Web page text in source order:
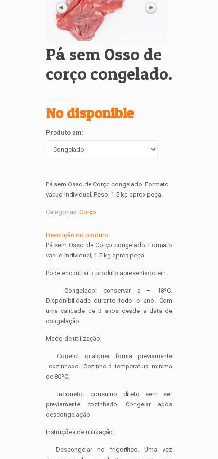
Pá sem Osso de
corço congelado.
No disponible
Produto em:
Pá sem Osso de Corço congelado. Formato
vacuo individual. Peso: 1.5 kg aprox peça.
Categorias: Corço
Descrição do produto
Pá sem Osso de Corço congelado. Formato
vacuo individual, 1.5 kg aprox peça
Pode encontrar o produto apresentado em:
Congelado: conservar a – 18ºC.
Disponibilidade durante todo o ano. Com
uma validade de 3 anos desde a data de
congelação.
Modo de utilização:
Correto: qualquer forma previamente
cozinhado. Cozinhe á temperatura minima
de 80ºC.
Incorreto: consumo direto sem ser
previamente cozinhado. Congelar após
descongelação
Instruções de utilização:
Descongelar no frigorífico. Uma vez